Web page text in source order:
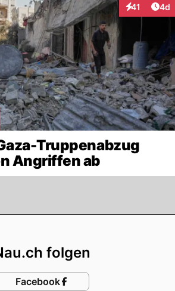
41
Interaktionen
4d
Truppenabzug
Angriffen ab
folgen
Facebook